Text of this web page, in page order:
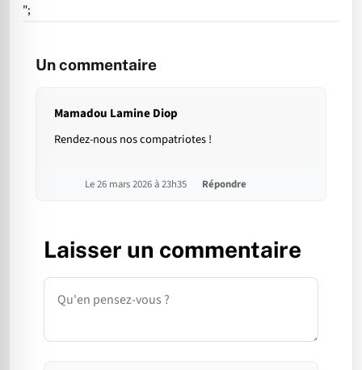
";
Un commentaire
Mamadou Lamine Diop
Rendez-nous nos compatriotes !
Le 26 mars 2026 à 23h35 Répondre
Laisser un commentaire
Commentaire